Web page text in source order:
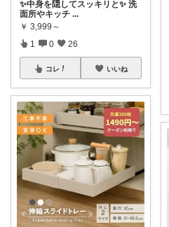
✨中身を隠してスッキリと✨ 洗
面所やキッチ ...
￥ 3,999～
1 0 26
コレ いいね